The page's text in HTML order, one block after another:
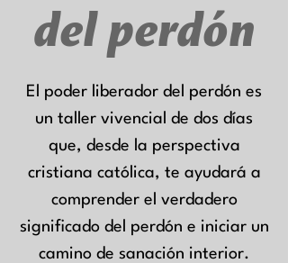
del perdón
El poder liberador del perdón es
un taller vivencial de dos días
que, desde la perspectiva
cristiana católica, te ayudará a
comprender el verdadero
significado del perdón e iniciar un
camino de sanación interior.